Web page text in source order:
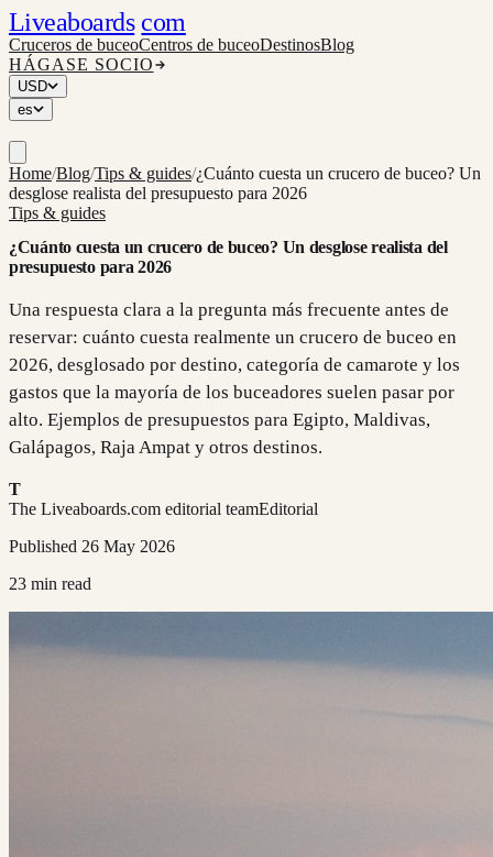
Liveaboards com
Cruceros de buceoCentros de buceoDestinosBlog
HÁGASE SOCIO
USD
es
Home/Blog/Tips & guides/¿Cuánto cuesta un crucero de buceo? Un
desglose realista del presupuesto para 2026
Tips & guides
¿Cuánto cuesta un crucero de buceo? Un desglose realista del
presupuesto para 2026
Una respuesta clara a la pregunta más frecuente antes de
reservar: cuánto cuesta realmente un crucero de buceo en
2026, desglosado por destino, categoría de camarote y los
gastos que la mayoría de los buceadores suelen pasar por
alto. Ejemplos de presupuestos para Egipto, Maldivas,
Galápagos, Raja Ampat y otros destinos.
T
The Liveaboards.com editorial teamEditorial
Published 26 May 2026
23 min read